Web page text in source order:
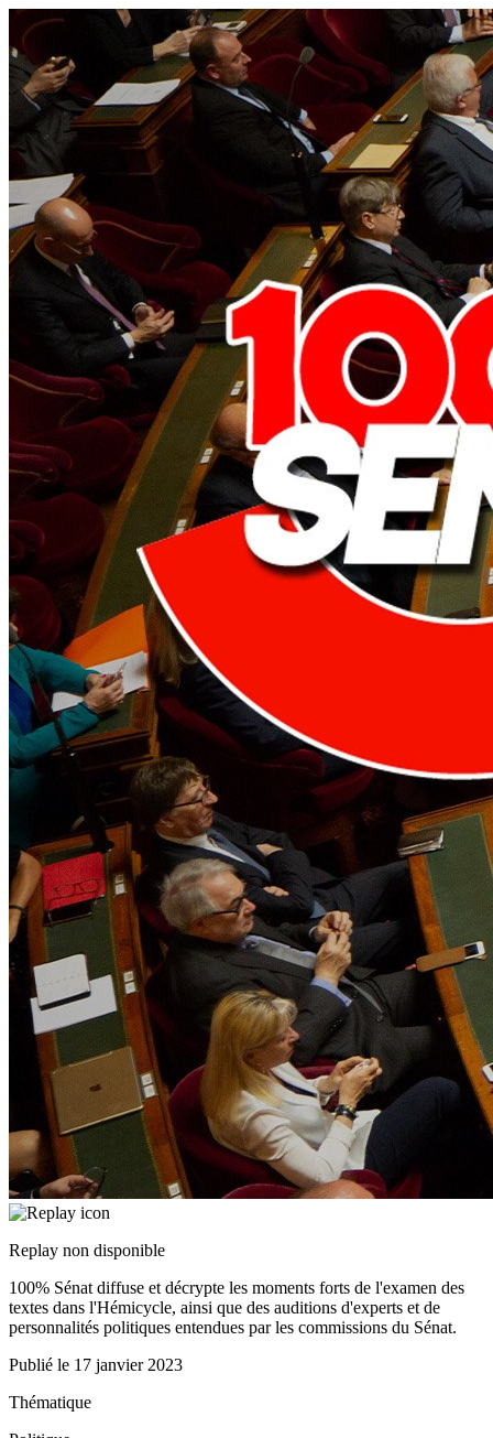
Replay non disponible
100% Sénat diffuse et décrypte les moments forts de l'examen des
textes dans l'Hémicycle, ainsi que des auditions d'experts et de
personnalités politiques entendues par les commissions du Sénat.
Publié le 17 janvier 2023
Thématique